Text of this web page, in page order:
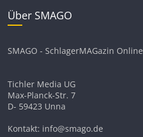
Über SMAGO
SMAGO - SchlagerMAGazin Online
Tichler Media UG
Max-Planck-Str. 7
D- 59423 Unna
Kontakt: info@smago.de